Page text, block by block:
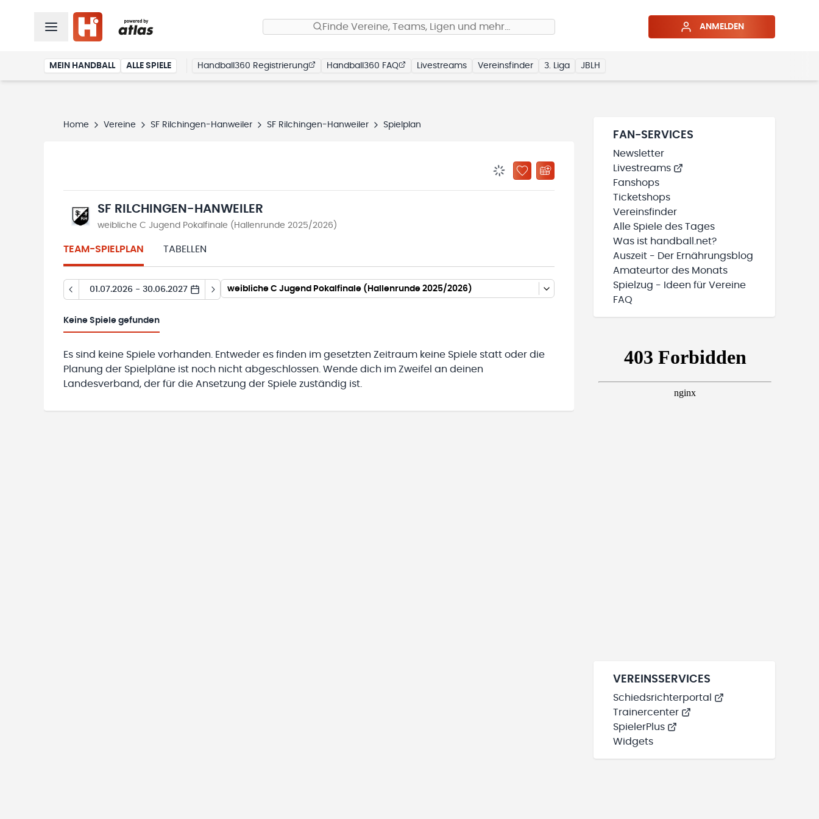
Finde Vereine, Teams, Ligen und mehr… ANMELDEN
MEIN HANDBALL ALLE SPIELE Handball360 Registrierung Handball360 FAQ Livestreams Vereinsfinder 3. Liga JBLH
Home Vereine SF Rilchingen-Hanweiler SF Rilchingen-Hanweiler Spielplan
BENACHRICHTIGUNGSSTATUS WIRD GELADEN
ZU „MEINE TEAMS“ HINZUFÜGEN
SF RILCHINGEN-HANWEILER
weibliche C Jugend Pokalfinale (Hallenrunde 2025/2026)
TEAM-SPIELPLAN TABELLEN
01.07.2026 - 30.06.2027 weibliche C Jugend Pokalfinale (Hallenrunde 2025/2026)
Keine Spiele gefunden
Es sind keine Spiele vorhanden. Entweder es finden im gesetzten Zeitraum keine Spiele statt oder die
Planung der Spielpläne ist noch nicht abgeschlossen. Wende dich im Zweifel an deinen
Landesverband, der für die Ansetzung der Spiele zuständig ist.
FAN-SERVICES
Newsletter
Livestreams
Fanshops
Ticketshops
Vereinsfinder
Alle Spiele des Tages
Was ist handball.net?
Auszeit - Der Ernährungsblog
Amateurtor des Monats
Spielzug - Ideen für Vereine
FAQ
VEREINSSERVICES
Schiedsrichterportal
Trainercenter
SpielerPlus
Widgets